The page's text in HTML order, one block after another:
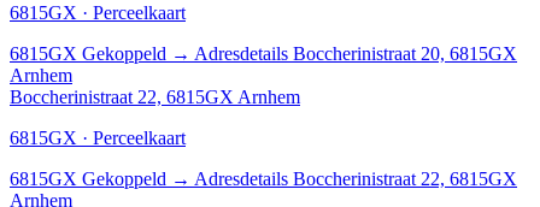
6815GX · Perceelkaart
6815GX Gekoppeld → Adresdetails Boccherinistraat 20, 6815GX
Arnhem
Boccherinistraat 22, 6815GX Arnhem
6815GX · Perceelkaart
6815GX Gekoppeld → Adresdetails Boccherinistraat 22, 6815GX
Arnhem